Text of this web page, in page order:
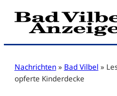
Zum
Inhalt
Nachrichten » Bad Vilbel »
opferte Kinderdecke